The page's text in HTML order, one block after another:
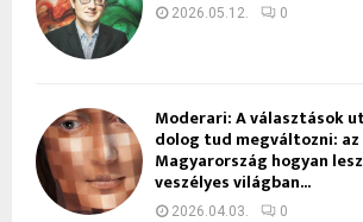
2026.05.12. 0
Moderari: A választások
dolog tud megváltozni: az
Magyarország hogyan
veszélyes világban...
2026.04.03. 0